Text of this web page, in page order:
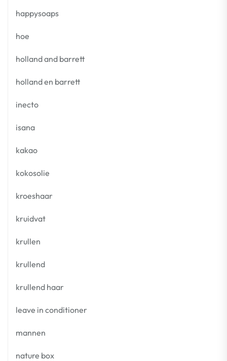
happysoaps
hoe
holland and barrett
holland en barrett
inecto
isana
kakao
kokosolie
kroeshaar
kruidvat
krullen
krullend
krullend haar
leave in conditioner
mannen
nature box